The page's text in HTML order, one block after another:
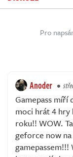
Pro
Anoder
Gamepass
moci hrát 4 hry
roku!! WOW.
geforce now